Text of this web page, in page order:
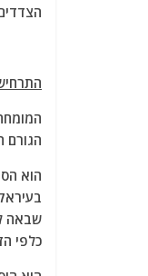
הגורם
הוא
שבאה
כלפי